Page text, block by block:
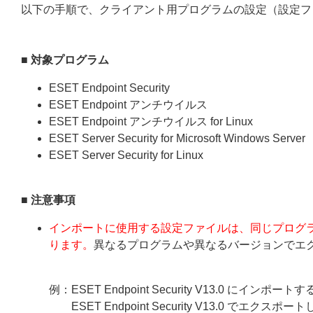
以下の手順で、クライアント用プログラムの設定（設定
■ 対象プログラム
ESET Endpoint Security
ESET Endpoint アンチウイルス
ESET Endpoint アンチウイルス for Linux
ESET Server Security for Microsoft Windows Server
ESET Server Security for Linux
■ 注意事項
インポートに使用する設定ファイルは、同じプロ
ります。 異なるプログラムや異なるバージョンでエ
例：ESET Endpoint Security V13.0 にインポートす
ESET Endpoint Security V13.0 でエクスポート